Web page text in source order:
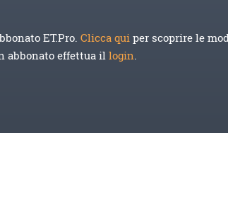
ET.Pro.Clicca quiper scoprire le
abbonato effettua illogin.